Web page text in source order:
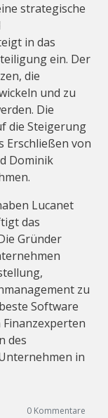
strategische
in das
ein. Der
die
und zu
Die
die Steigerung
Erschließen von
Dominik
Lucanet
das
Gründer
zu
Software
des
in
0 Kommentare